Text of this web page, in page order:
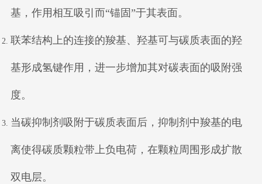
基，作用相互吸引而“锚固”于其表面。
联苯结构上的连接的羧基、羟基可与碳质表面的羟
基形成氢键作用，进一步增加其对碳表面的吸附强
度。
当碳抑制剂吸附于碳质表面后，抑制剂中羧基的电
离使得碳质颗粒带上负电荷，在颗粒周围形成扩散
双电层。